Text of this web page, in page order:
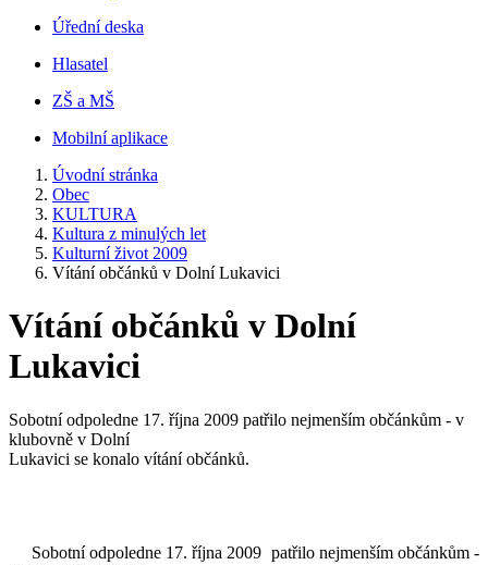
Úřední deska
Hlasatel
ZŠ a MŠ
Mobilní aplikace
Úvodní stránka
Obec
KULTURA
Kultura z minulých let
Kulturní život 2009
Vítání občánků v Dolní Lukavici
Vítání občánků v Dolní
Lukavici
Sobotní odpoledne 17. října 2009 patřilo nejmenším občánkům - v
klubovně v Dolní
Lukavici se konalo vítání občánků.
Sobotní odpoledne 17. října 2009 patřilo nejmenším občánkům -